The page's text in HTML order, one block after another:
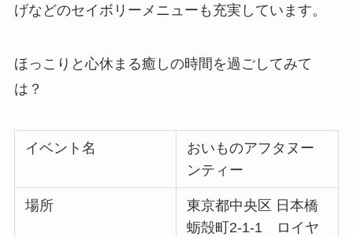
げなどのセイボリーメニューも充実しています。
ほっこりと心休まる癒しの時間を過ごしてみて
は？
イベント名
おいものアフタヌー
ンティー
場所
東京都中央区 日本橋
蛎殻町2-1-1 ロイヤ